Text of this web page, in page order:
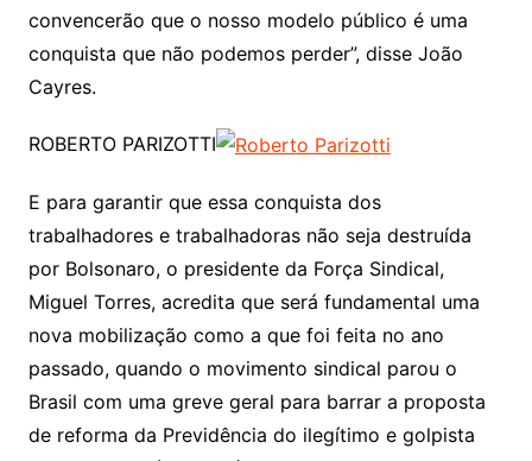
convencerão que o nosso modelo público é uma
conquista que não podemos perder”, disse João
Cayres.
ROBERTO PARIZOTTI
E para garantir que essa conquista dos
trabalhadores e trabalhadoras não seja destruída
por Bolsonaro, o presidente da Força Sindical,
Miguel Torres, acredita que será fundamental uma
nova mobilização como a que foi feita no ano
passado, quando o movimento sindical parou o
Brasil com uma greve geral para barrar a proposta
de reforma da Previdência do ilegítimo e golpista